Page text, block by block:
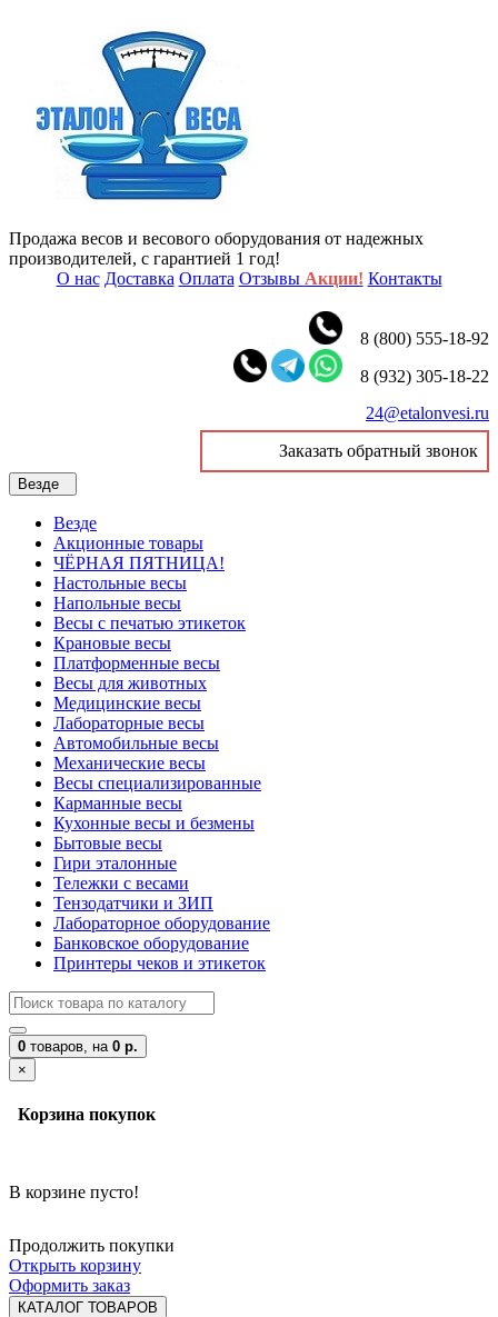
Продажа весов и весового оборудования от надежных
производителей, с гарантией 1 год!
О нас Доставка Оплата Отзывы Акции! Контакты
8 (800) 555-18-92
8 (932) 305-18-22
24@etalonvesi.ru
Заказать обратный звонок
Везде
Везде
Акционные товары
ЧЁРНАЯ ПЯТНИЦА!
Настольные весы
Напольные весы
Весы с печатью этикеток
Крановые весы
Платформенные весы
Весы для животных
Медицинские весы
Лабораторные весы
Автомобильные весы
Механические весы
Весы специализированные
Карманные весы
Кухонные весы и безмены
Бытовые весы
Гири эталонные
Тележки с весами
Тензодатчики и ЗИП
Лабораторное оборудование
Банковское оборудование
Принтеры чеков и этикеток
0 товаров, на 0 р.
×
Корзина покупок
В корзине пусто!
Продолжить покупки
Открыть корзину
Оформить заказ
КАТАЛОГ ТОВАРОВ